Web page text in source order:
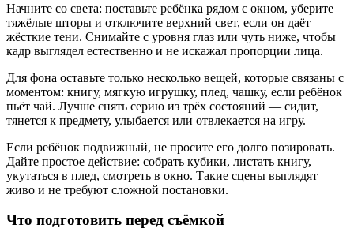
Начните со света: поставьте ребёнка рядом с окном, уберите
тяжёлые шторы и отключите верхний свет, если он даёт
жёсткие тени. Снимайте с уровня глаз или чуть ниже, чтобы
кадр выглядел естественно и не искажал пропорции лица.
Для фона оставьте только несколько вещей, которые связаны с
моментом: книгу, мягкую игрушку, плед, чашку, если ребёнок
пьёт чай. Лучше снять серию из трёх состояний — сидит,
тянется к предмету, улыбается или отвлекается на игру.
Если ребёнок подвижный, не просите его долго позировать.
Дайте простое действие: собрать кубики, листать книгу,
укутаться в плед, смотреть в окно. Такие сцены выглядят
живо и не требуют сложной постановки.
Что подготовить перед съёмкой